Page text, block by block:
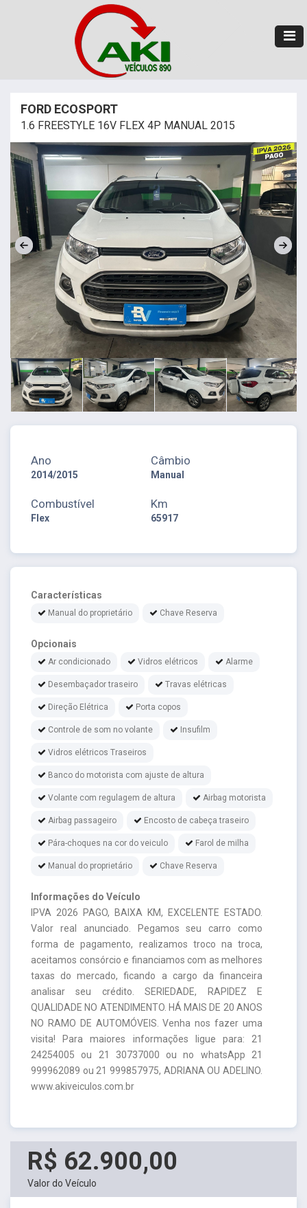
FORD ECOSPORT
1.6 FREESTYLE 16V FLEX 4P MANUAL 2015
Ano
2014/2015
Câmbio
Manual
Combustível
Flex
Km
65917
Características
Manual do proprietário Chave Reserva
Opcionais
Ar condicionado Vidros elétricos Alarme
Desembaçador traseiro Travas elétricas
Direção Elétrica Porta copos
Controle de som no volante Insufilm
Vidros elétricos Traseiros
Banco do motorista com ajuste de altura
Volante com regulagem de altura Airbag motorista
Airbag passageiro Encosto de cabeça traseiro
Pára-choques na cor do veiculo Farol de milha
Manual do proprietário Chave Reserva
Informações do Veículo
IPVA 2026 PAGO, BAIXA KM, EXCELENTE ESTADO.
Valor real anunciado. Pegamos seu carro como
forma de pagamento, realizamos troco na troca,
aceitamos consórcio e financiamos com as melhores
taxas do mercado, ficando a cargo da financeira
analisar seu crédito. SERIEDADE, RAPIDEZ E
QUALIDADE NO ATENDIMENTO. HÁ MAIS DE 20 ANOS
NO RAMO DE AUTOMÓVEIS. Venha nos fazer uma
visita! Para maiores informações ligue para: 21
24254005 ou 21 30737000 ou no whatsApp 21
999962089 ou 21 999857975, ADRIANA OU ADELINO.
www.akiveiculos.com.br
R$ 62.900,00
Valor do Veículo